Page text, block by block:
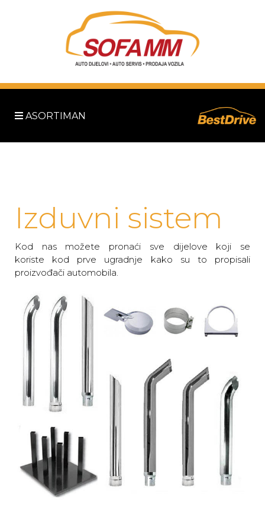
ASORTIMAN
Izduvni sistem
Kod nas možete pronaći sve dijelove koji se
koriste kod prve ugradnje kako su to propisali
proizvođači automobila.